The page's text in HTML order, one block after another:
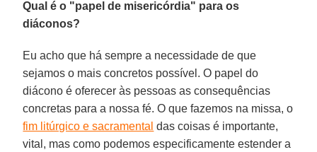
Qual é o "papel de misericórdia" para os
diáconos?
Eu acho que há sempre a necessidade de que
sejamos o mais concretos possível. O papel do
diácono é oferecer às pessoas as consequências
concretas para a nossa fé. O que fazemos na missa, o
fim litúrgico e sacramental das coisas é importante,
vital, mas como podemos especificamente estender a